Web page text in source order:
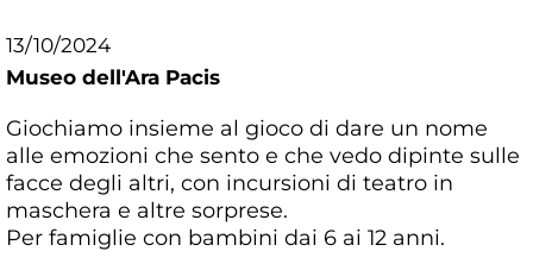
13/10/2024
Museo dell'Ara Pacis
Giochiamo insieme al gioco di dare un nome
alle emozioni che sento e che vedo dipinte sulle
facce degli altri, con incursioni di teatro in
maschera e altre sorprese.
Per famiglie con bambini dai 6 ai 12 anni.